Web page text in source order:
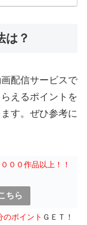
は？
配信サービスで
えるポイントを
す。ぜひ参考に
００作品以上！！
ちら
のポイント ＧＥＴ！